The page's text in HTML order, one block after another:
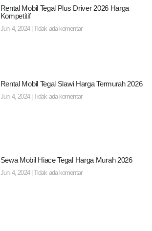
Rental Mobil Tegal Plus Driver 2026 Harga
Kompetitif
Juni 4, 2024 Tidak ada komentar
Rental Mobil Tegal Slawi Harga Termurah 2026
Juni 4, 2024 Tidak ada komentar
Sewa Mobil Hiace Tegal Harga Murah 2026
Juni 4, 2024 Tidak ada komentar